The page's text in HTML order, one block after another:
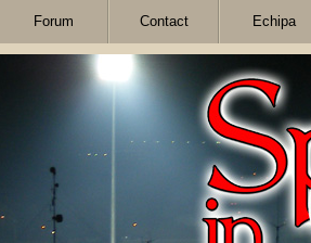
Forum Contact Echipa